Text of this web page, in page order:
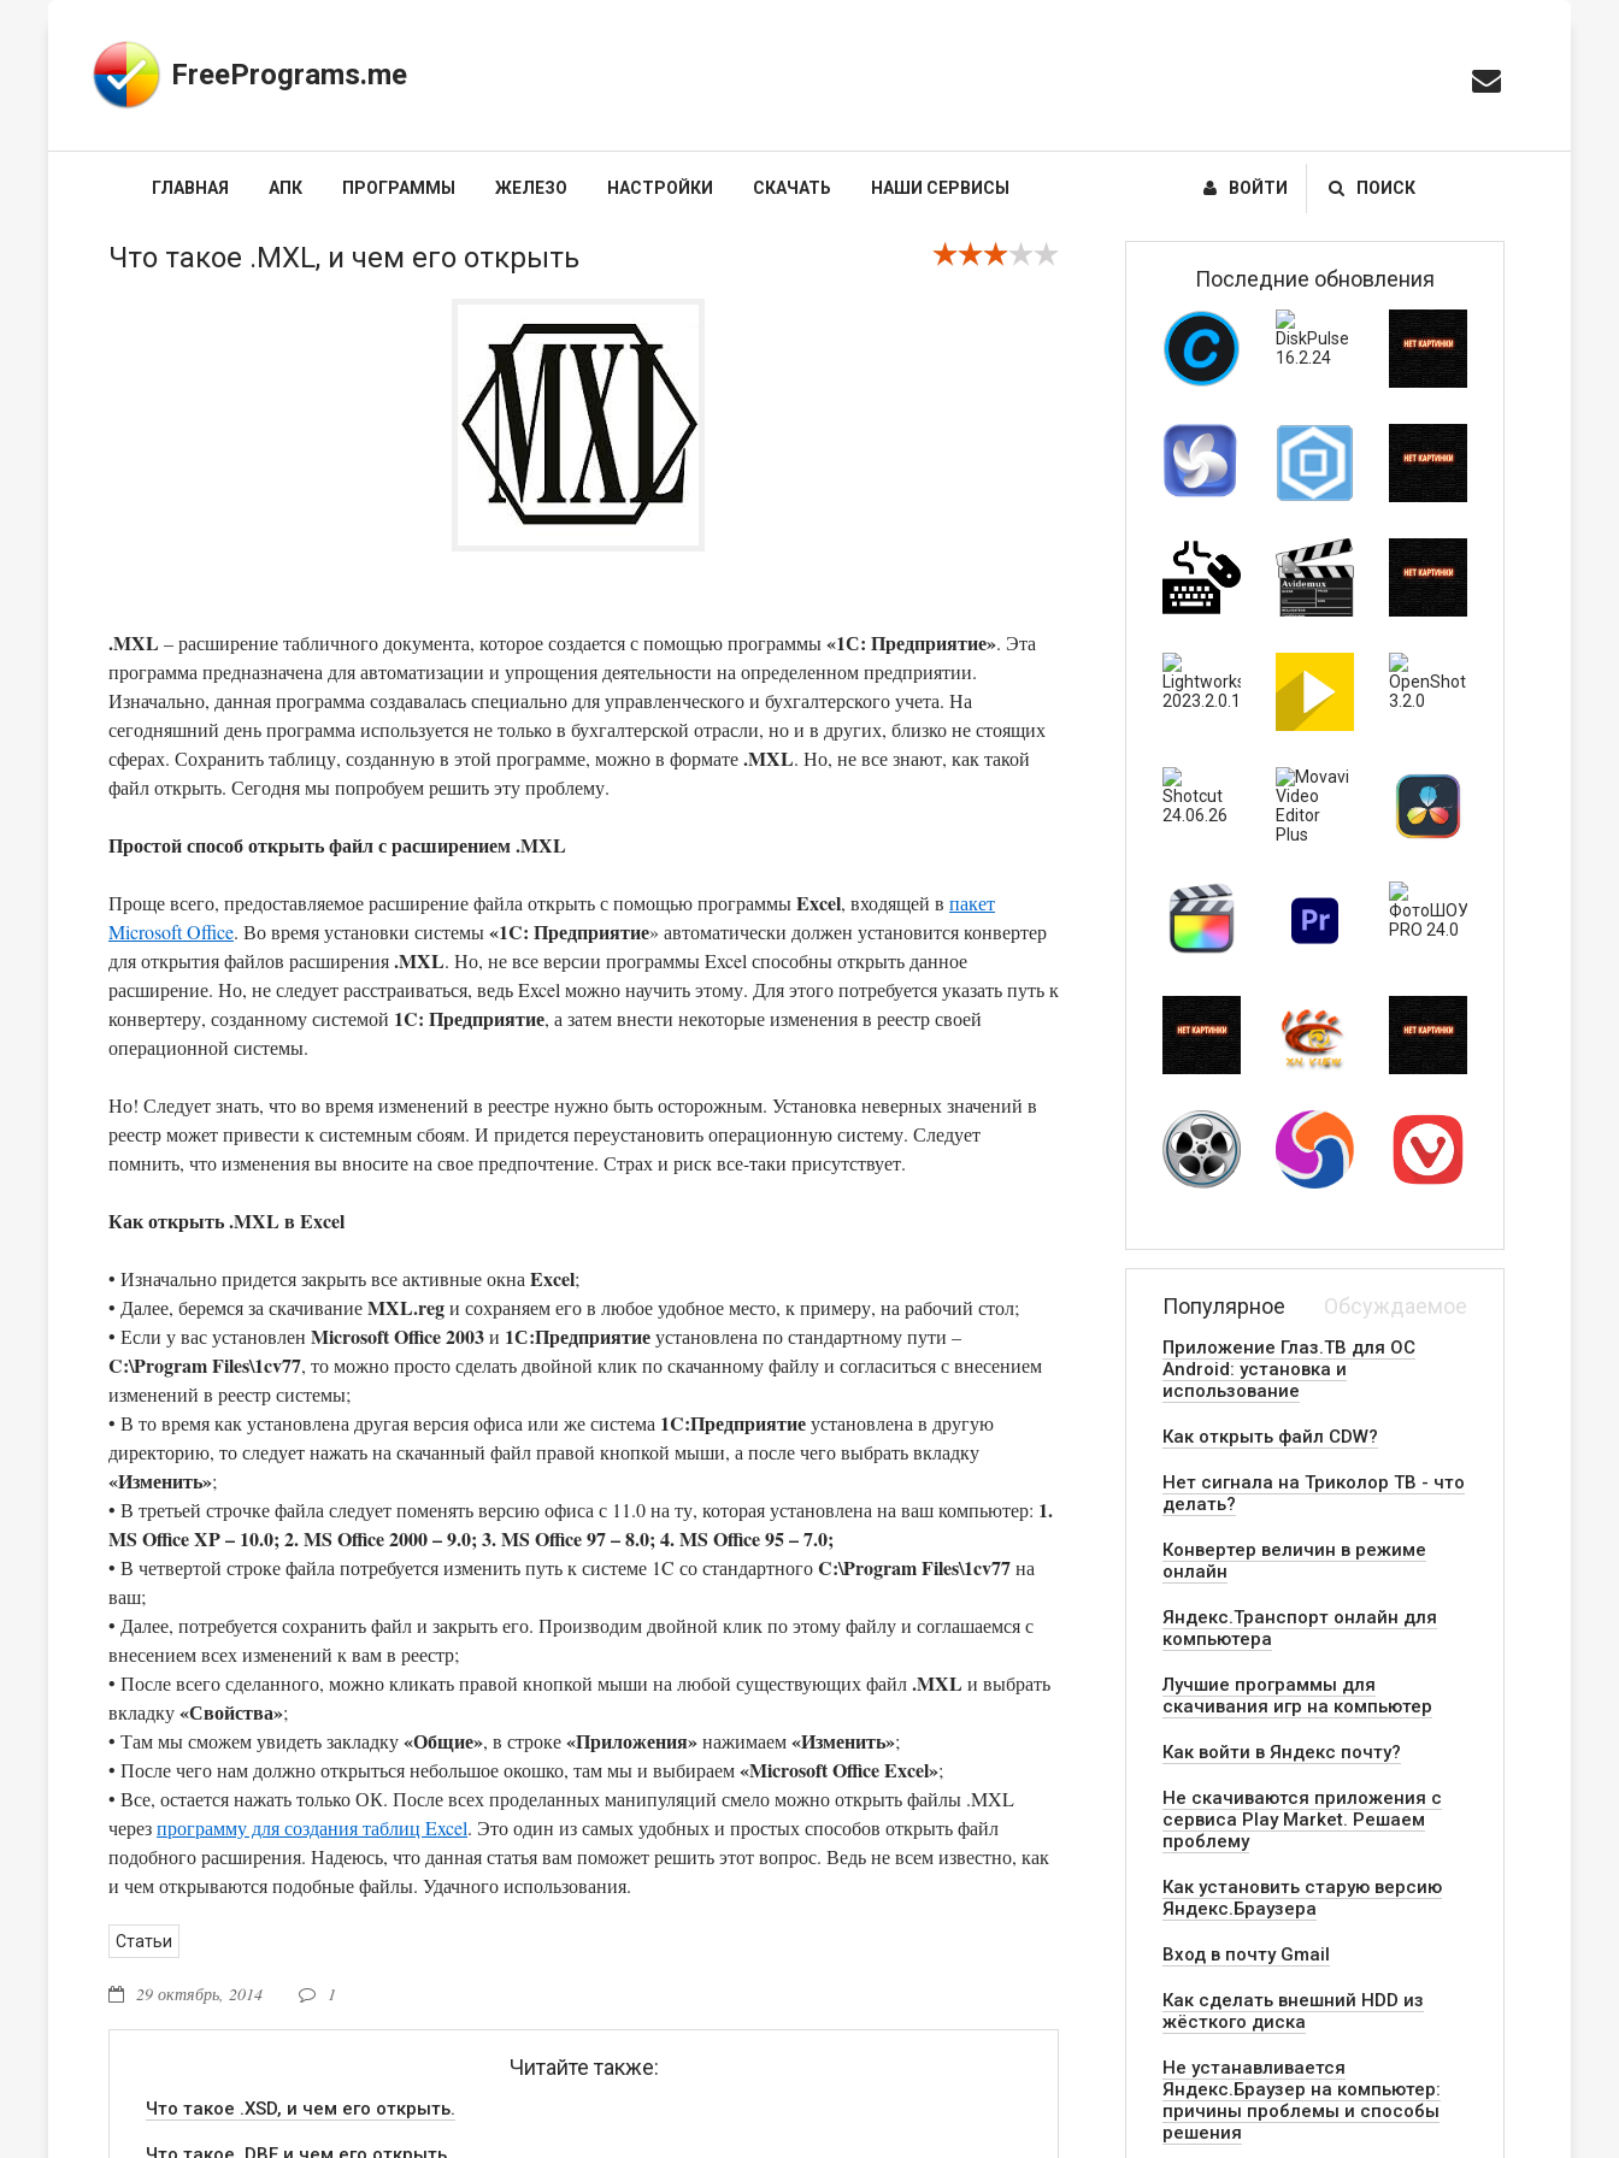
FreePrograms.me
ГЛАВНАЯ АПК ПРОГРАММЫ ЖЕЛЕЗО НАСТРОЙКИ СКАЧАТЬ НАШИ СЕРВИСЫ ВОЙТИ ПОИСК
Что такое .MXL, и чем его открыть
.MXL – расширение табличного документа, которое создается с помощью программы«1С: Предприятие». Эта
программа предназначена для автоматизации и упрощения деятельности на определенном предприятии.
Изначально, данная программа создавалась специально для управленческого и бухгалтерского учета. На
сегодняшний день программа используется не только в бухгалтерской отрасли, но и в других, близко не стоящих
сферах. Сохранить таблицу, созданную в этой программе, можно в формате.MXL. Но, не все знают, как такой
файл открыть. Сегодня мы попробуем решить эту проблему.
Простой способ открыть файл с расширением .MXL
Проще всего, предоставляемое расширение файла открыть с помощью программыExcel, входящей в пакет
Microsoft Office. Во время установки системы«1C: Предприятие» автоматически должен установится конвертер
для открытия файлов расширения.MXL. Но, не все версии программы Excel способны открыть данное
расширение. Но, не следует расстраиваться, ведь Excel можно научить этому. Для этого потребуется указать путь к
конвертеру, созданному системой 1C: Предприятие, а затем внести некоторые изменения в реестр своей
операционной системы.
Но! Следует знать, что во время изменений в реестре нужно быть осторожным. Установка неверных значений в
реестр может привести к системным сбоям. И придется переустановить операционную систему. Следует
помнить, что изменения вы вносите на свое предпочтение. Страх и риск все-таки присутствует.
Как открыть .MXL в Excel
• Изначально придется закрыть все активные окна Excel;
• Далее, беремся за скачиваниеMXL.regи сохраняем его в любое удобное место, к примеру, на рабочий стол;
• Если у вас установлен Microsoft Office 2003и 1С:Предприятиеустановлена по стандартному пути –
C:\Program Files\1cv77, то можно просто сделать двойной клик по скачанному файлу и согласиться с внесением
изменений в реестр системы;
• В то время как установлена другая версия офиса или же система 1C:Предприятиеустановлена в другую
директорию, то следует нажать на скачанный файл правой кнопкой мыши, а после чего выбрать вкладку
«Изменить»;
• В третьей строчке файла следует поменять версию офиса с 11.0 на ту, которая установлена на ваш компьютер: 1.
MS Office XP – 10.0; 2. MS Office 2000 – 9.0; 3. MS Office 97 – 8.0; 4. MS Office 95 – 7.0;
• В четвертой строке файла потребуется изменить путь к системе 1C со стандартногоC:\Program Files\1cv77на
ваш;
• Далее, потребуется сохранить файл и закрыть его. Производим двойной клик по этому файлу и соглашаемся с
внесением всех изменений к вам в реестр;
• После всего сделанного, можно кликать правой кнопкой мыши на любой существующих файл.MXL и выбрать
вкладку«Свойства»;
• Там мы сможем увидеть закладку«Общие», в строке«Приложения»нажимаем«Изменить»;
• После чего нам должно открыться небольшое окошко, там мы и выбираем«Microsoft Office Excel»;
• Все, остается нажать только ОК. После всех проделанных манипуляций смело можно открыть файлы .MXL
черезпрограмму для создания таблиц Excel. Это один из самых удобных и простых способов открыть файл
подобного расширения. Надеюсь, что данная статья вам поможет решить этот вопрос. Ведь не всем известно, как
и чем открываются подобные файлы. Удачного использования.
Статьи
29 октябрь, 2014 1
Читайте также:
Что такое .XSD, и чем его открыть.
Последние обновления
Популярное Обсуждаемое
Приложение Глаз.ТВ для ОС
Android: установка и
использование
Как открыть файл CDW?
Нет сигнала на Триколор ТВ - что
делать?
Конвертер величин в режиме
онлайн
Яндекс.Транспорт онлайн для
компьютера
Лучшие программы для
скачивания игр на компьютер
Как войти в Яндекс почту?
Не скачиваются приложения с
сервиса Play Market. Решаем
проблему
Как установить старую версию
Яндекс.Браузера
Вход в почту Gmail
Как сделать внешний HDD из
жёсткого диска
Не устанавливается
Яндекс.Браузер на компьютер:
причины проблемы и способы
решения